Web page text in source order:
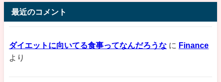
最近のコメント
ダイエットに向いてる食事ってなんだろうな に Finance
より